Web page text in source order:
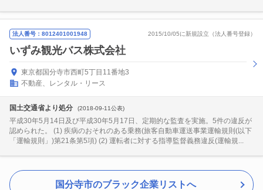
法人番号：8012401001948 2015/10/05に新規設立（法人番号登録）
いずみ観光バス株式会社
東京都国分寺市西町5丁目11番地3
不動産、レンタル・リース
国土交通省より処分 (2018-09-11公表)
平成30年5月14日及び平成30年5月17日、定期的な監査を実施。5件の違反が
認められた。 (1) 疾病のおそれのある乗務(旅客自動車運送事業運輸規則(以下
「運輸規則」)第21条第5項) (2) 運転者に対する指導監督義務違反(運輸規...
国分寺市のブラック企業リストへ